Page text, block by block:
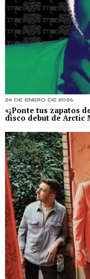
24 de enero de 2026
«¡Ponte tus zapatos
disco debut de Arctic